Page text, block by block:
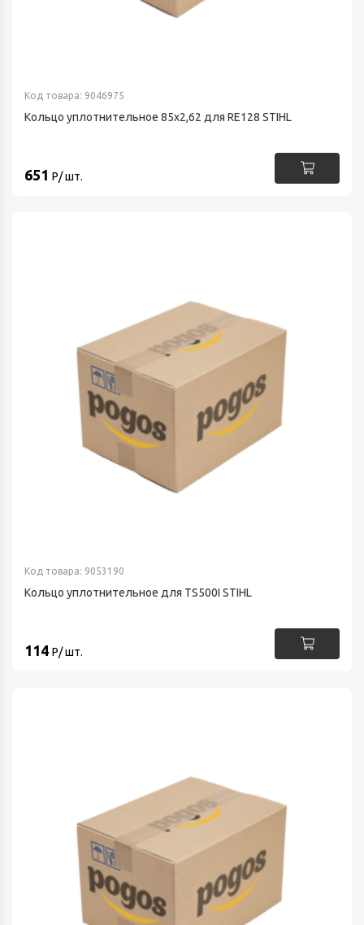
Код товара: 9046975
Кольцо уплотнительное 85х2,62 для RE128 STIHL
651 Р/ шт.
Код товара: 9053190
Кольцо уплотнительное для TS500I STIHL
114 Р/ шт.